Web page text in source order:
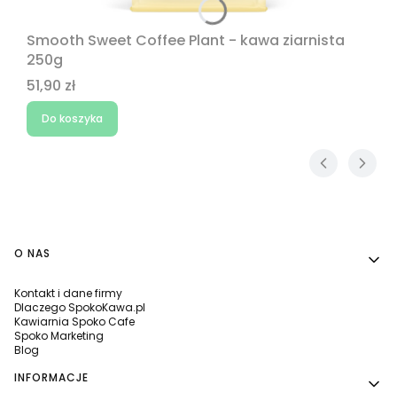
Smooth Sweet Coffee Plant - kawa ziarnista
250g
Cena
51,90 zł
Do koszyka
Linki w stopce
O NAS
Kontakt i dane firmy
Dlaczego SpokoKawa.pl
Kawiarnia Spoko Cafe
Spoko Marketing
Blog
INFORMACJE